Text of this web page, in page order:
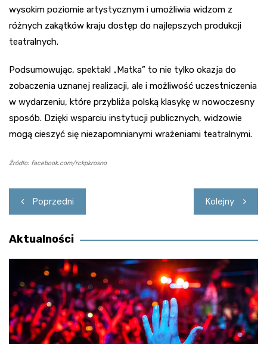
wysokim poziomie artystycznym i umożliwia widzom z
różnych zakątków kraju dostęp do najlepszych produkcji
teatralnych.
Podsumowując, spektakl „Matka” to nie tylko okazja do
zobaczenia uznanej realizacji, ale i możliwość uczestniczenia
w wydarzeniu, które przybliża polską klasykę w nowoczesny
sposób. Dzięki wsparciu instytucji publicznych, widzowie
mogą cieszyć się niezapomnianymi wrażeniami teatralnymi.
Źródło: facebook.com/rckpkrosno
Nawigacja
wpisu
Poprzedni Kolejny
Aktualności